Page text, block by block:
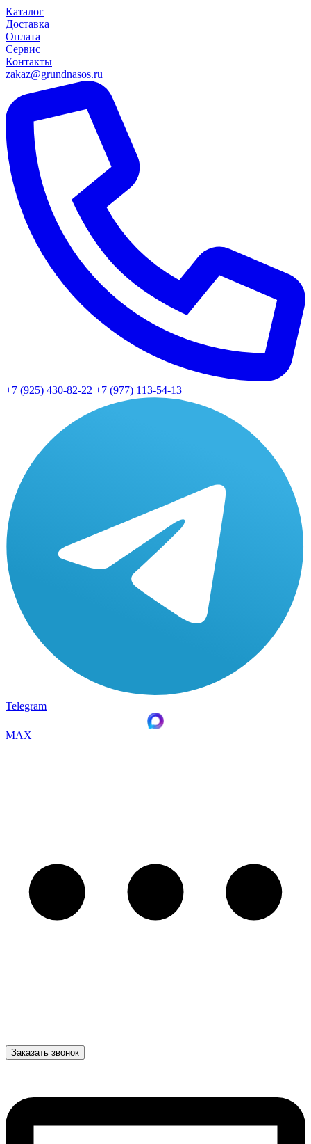
Каталог
Доставка
Оплата
Сервис
Контакты
zakaz@grundnasos.ru
+7 (925) 430-82-22 +7 (977) 113-54-13
Telegram
MAX
Заказать звонок